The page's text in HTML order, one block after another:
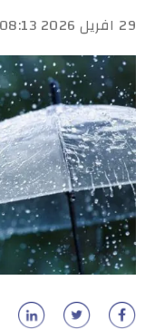
29 افريل 2026 08:13